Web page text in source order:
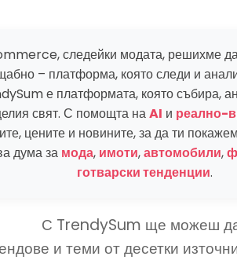
следейки модата, решихме
– платформа, която следи и
е платформата, която събира,
свят. С помощта наAI и реално-
цените и новините, за да ти покажем
дума за мода, имоти,автомобили,
готварски тенденции.
С TrendySum ще можеш
и теми от десетки